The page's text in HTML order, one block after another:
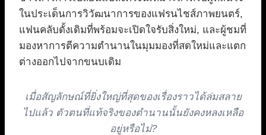
ในประเด็นการวิวัฒนาการของแฟรนไชส์ภาพยนตร์,
แฟนคลับดั้งเดิมที่พร้อมจะเปิดใจรับสิ่งใหม่, และผู้ชมที่
มองหาการตีความตำนานในมุมมองที่สดใหม่และแตก
ต่างออกไปจากขนบเดิม
เมื่อสัญลักษณ์ที่ยิ่งใหญ่ที่สุดของเรื่องราวได้ล่มสลาย
ไปแล้ว ตัวตนที่แท้จริงของตำนานนั้นยังคงหลงเหลือ
อยู่หรือไม่?